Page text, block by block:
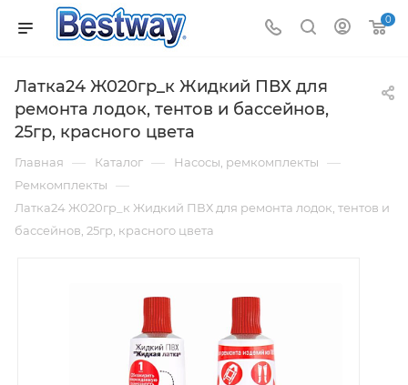
0
Латка24 Ж020гр_к Жидкий ПВХ для
ремонта лодок, тентов и бассейнов,
25гр, красного цвета
Главная — Каталог — Насосы, ремкомплекты —
Ремкомплекты —
Латка24 Ж020гр_к Жидкий ПВХ для ремонта лодок, тентов и
бассейнов, 25гр, красного цвета